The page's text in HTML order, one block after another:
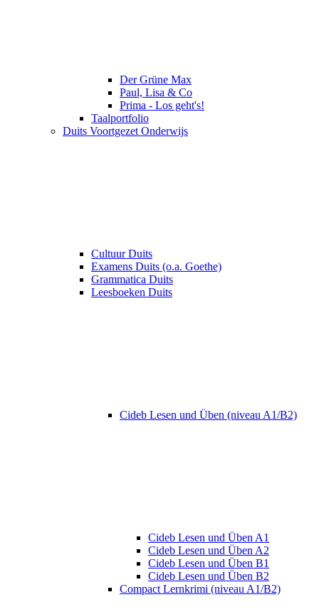
Der Grüne Max
Paul, Lisa & Co
Prima - Los geht's!
Taalportfolio
Duits Voortgezet Onderwijs
Cultuur Duits
Examens Duits (o.a. Goethe)
Grammatica Duits
Leesboeken Duits
Cideb Lesen und Üben (niveau A1/B2)
Cideb Lesen und Üben A1
Cideb Lesen und Üben A2
Cideb Lesen und Üben B1
Cideb Lesen und Üben B2
Compact Lernkrimi (niveau A1/B2)